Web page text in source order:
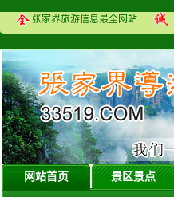
张家界旅游信息最全网站
网站首页 景区景点